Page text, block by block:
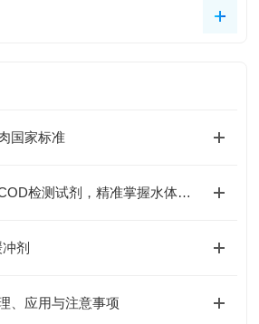
国家标准
革新水质监测：高效COD检测试剂，精准掌握水体污染状况
剂
、应用与注意事项